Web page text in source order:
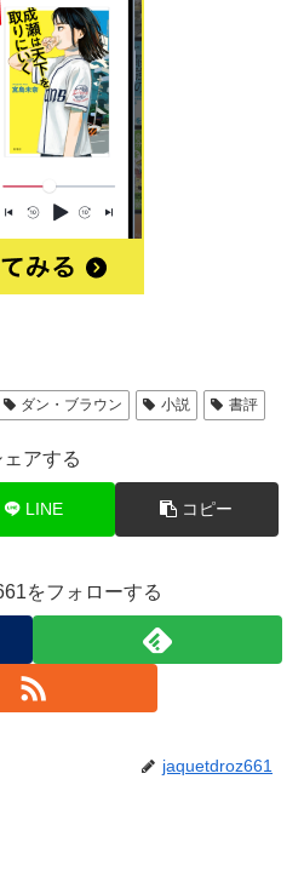
ダン・ブラウン 小説 書評
ェアする
LINE コピー
をフォローする
jaquetdroz661